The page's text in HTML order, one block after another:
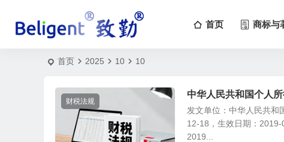
首页 商标与
首页 2025 10 10
财税法规
中华人民共和国个人
发文单位：中华人民共和
12-18，生效日期：
2019...